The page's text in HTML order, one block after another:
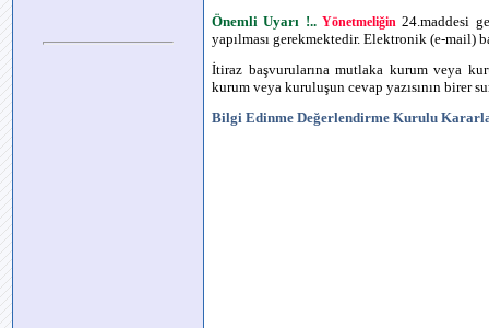
Önemli Uyarı !.. Yönetmeliğin 24.maddesi
yapılması gerekmektedir. Elektronik (e-mail)
İtiraz başvurularına mutlaka kurum veya
kurum veya kuruluşun cevap yazısının birer
Bilgi Edinme Değerlendirme Kurulu